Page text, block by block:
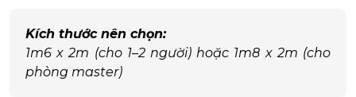
Kích thước nên chọn:
1m6 x 2m (cho 1–2 người) hoặc 1m8 x 2m (cho
phòng master)